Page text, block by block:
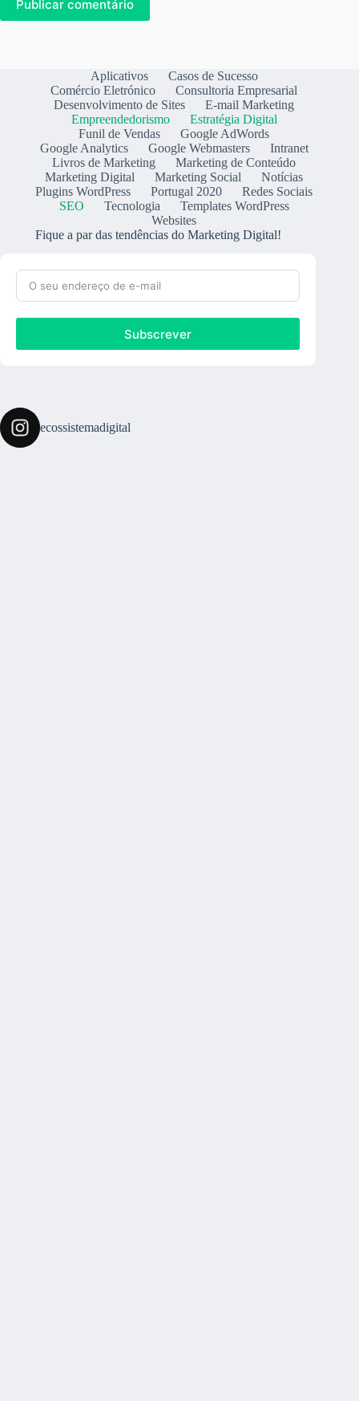
Publicar comentário
Aplicativos
Casos de Sucesso
Comércio Eletrónico
Consultoria Empresarial
Desenvolvimento de Sites
E-mail Marketing
Empreendedorismo
Estratégia Digital
Funil de Vendas
Google AdWords
Google Analytics
Google Webmasters
Intranet
Livros de Marketing
Marketing de Conteúdo
Marketing Digital
Marketing Social
Notícias
Plugins WordPress
Portugal 2020
Redes Sociais
SEO
Tecnologia
Templates WordPress
Websites
Fique a par das tendências do Marketing Digital!
Subscrever
ecossistemadigital